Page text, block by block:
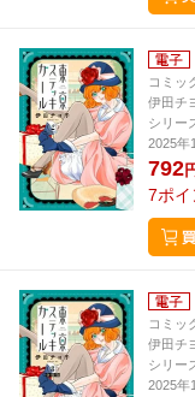
コミッ
伊田チ
シリー
2025年
792
7ポイ
コミッ
伊田チ
シリー
2025年